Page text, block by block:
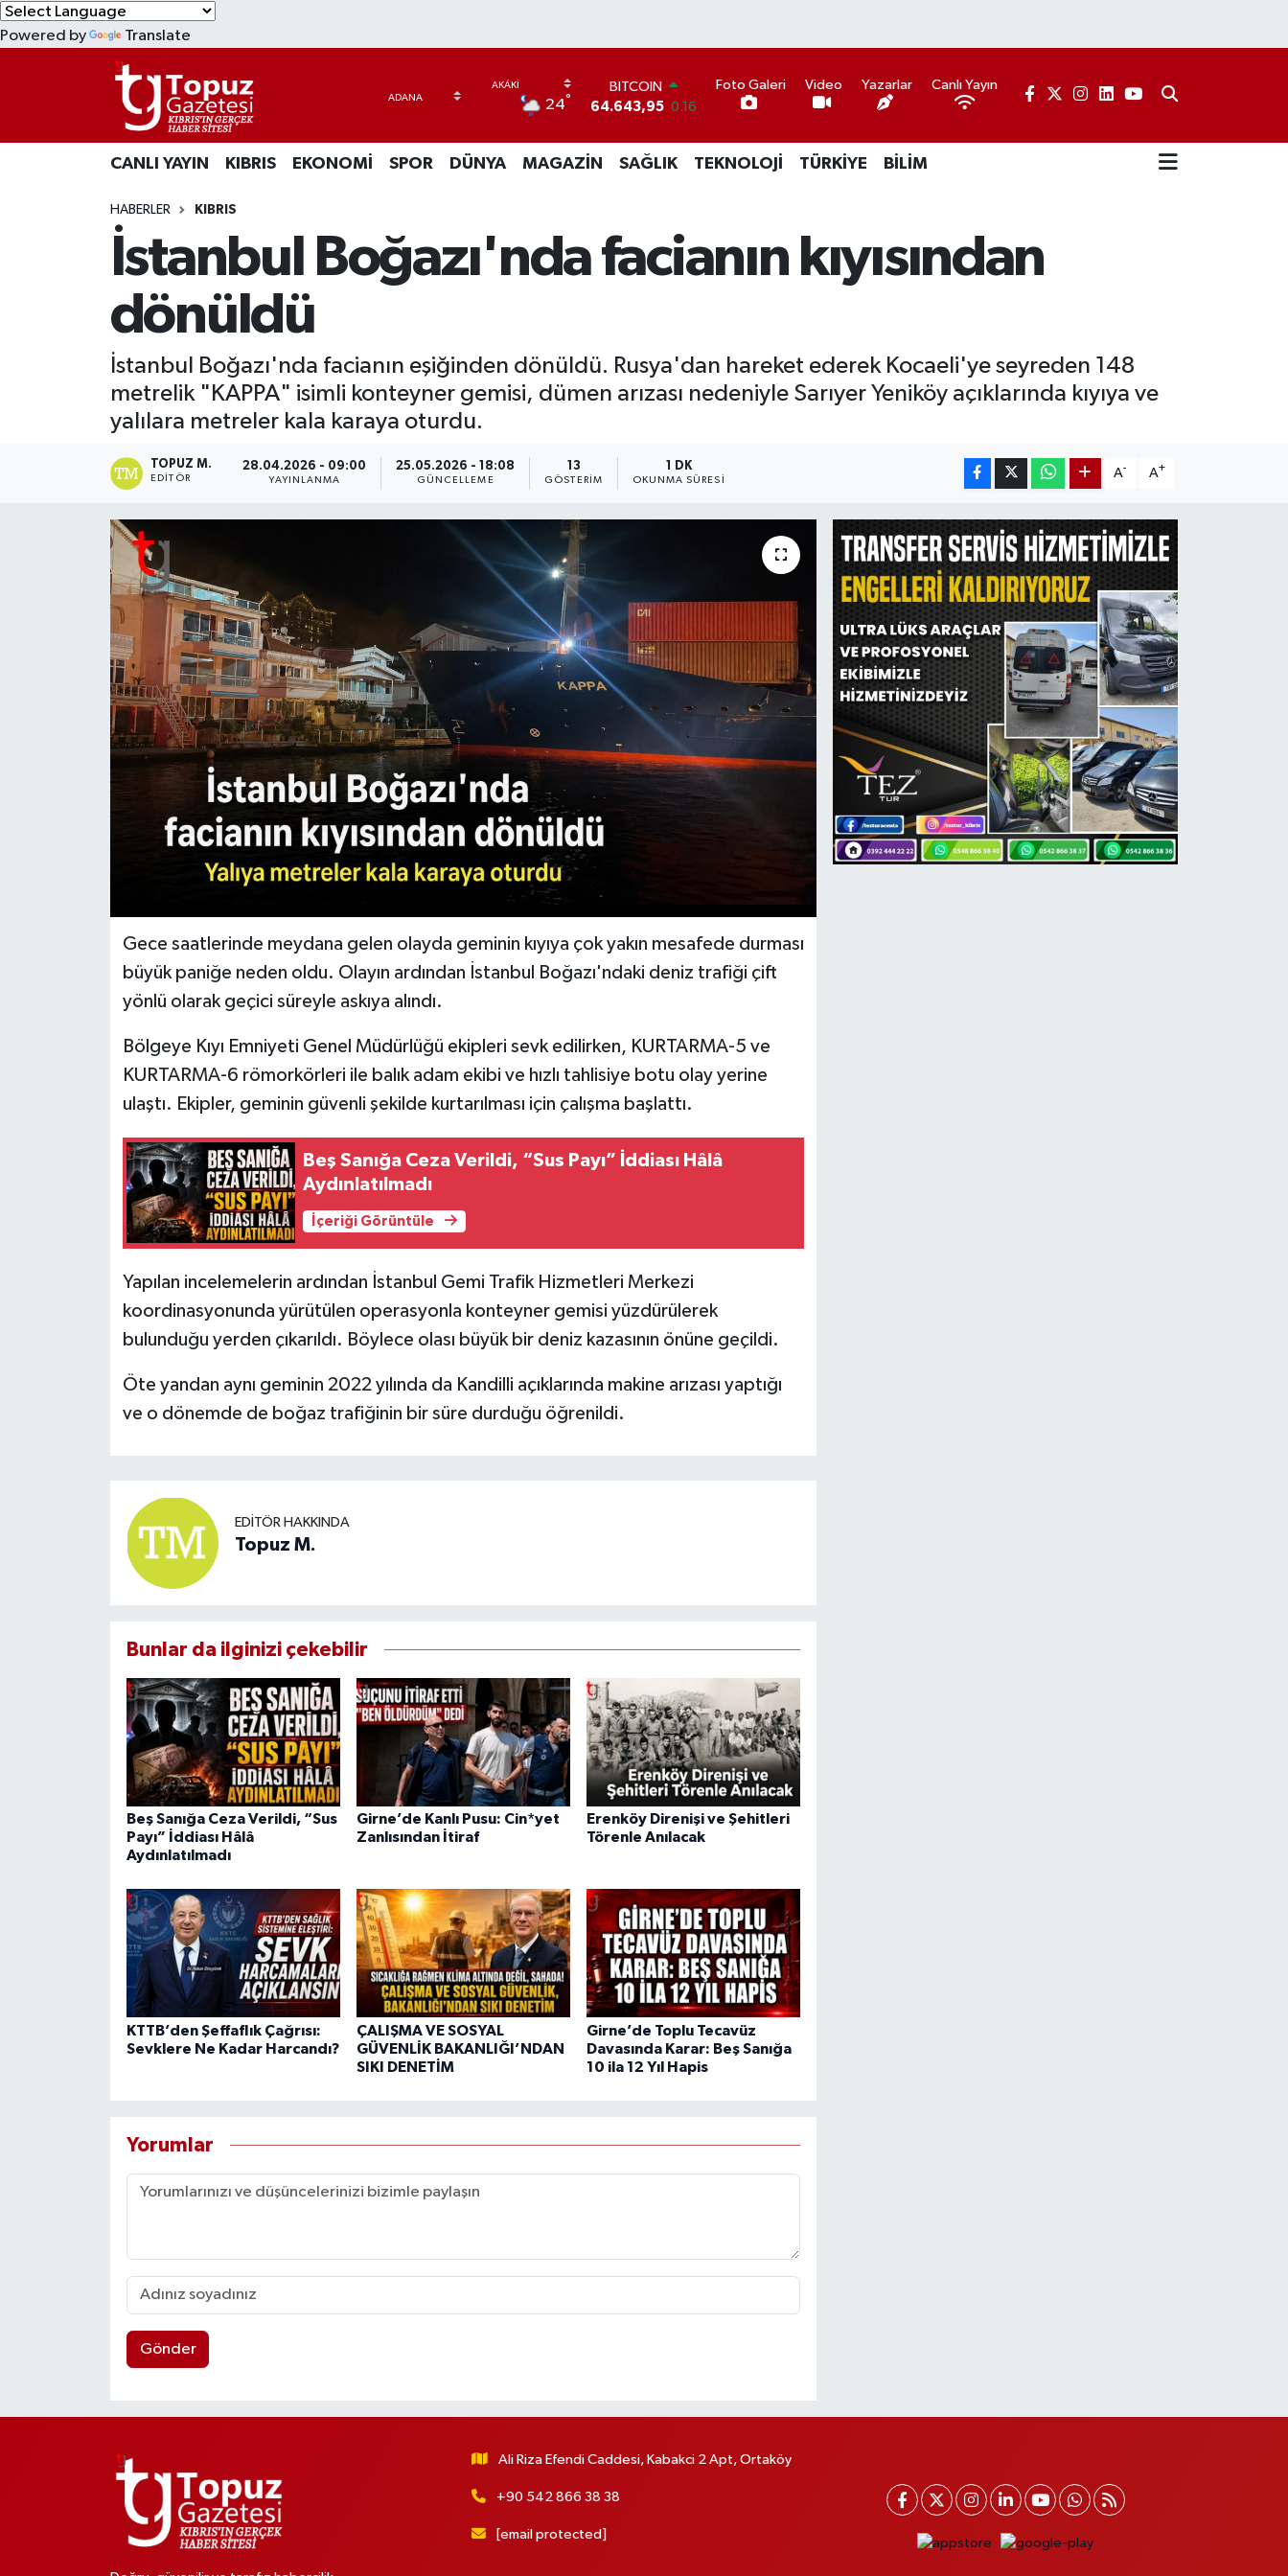
Powered by Translate
24°
BITCOIN
64.643,95 0.16
47,6006 0.06
EURO
GRAM ALTIN
6500.87 0.12
Foto Galeri Video Yazarlar Canlı Yayın
CANLI YAYIN KIBRIS EKONOMİ SPOR DÜNYA MAGAZİN SAĞLIK TEKNOLOJİ TÜRKİYE BİLİM
HABERLER KIBRIS
İstanbul Boğazı'nda facianın kıyısından
dönüldü
İstanbul Boğazı'nda facianın eşiğinden dönüldü. Rusya'dan hareket ederek Kocaeli'ye seyreden 148
metrelik "KAPPA" isimli konteyner gemisi, dümen arızası nedeniyle Sarıyer Yeniköy açıklarında kıyıya ve
yalılara metreler kala karaya oturdu.
TOPUZ M.
EDITÖR
28.04.2026 - 09:00
YAYINLANMA
25.05.2026 - 18:08
GÜNCELLEME
13
GÖSTERIM
1 DK
OKUNMA SÜRESI
A- A+
Gece saatlerinde meydana gelen olayda geminin kıyıya çok yakın mesafede durması
büyük paniğe neden oldu. Olayın ardından İstanbul Boğazı'ndaki deniz trafiği çift
yönlü olarak geçici süreyle askıya alındı.
Bölgeye Kıyı Emniyeti Genel Müdürlüğü ekipleri sevk edilirken, KURTARMA-5 ve
KURTARMA-6 römorkörleri ile balık adam ekibi ve hızlı tahlisiye botu olay yerine
ulaştı. Ekipler, geminin güvenli şekilde kurtarılması için çalışma başlattı.
Beş Sanığa Ceza Verildi, “Sus Payı” İddiası Hâlâ
Aydınlatılmadı
İçeriği Görüntüle
Yapılan incelemelerin ardından İstanbul Gemi Trafik Hizmetleri Merkezi
koordinasyonunda yürütülen operasyonla konteyner gemisi yüzdürülerek
bulunduğu yerden çıkarıldı. Böylece olası büyük bir deniz kazasının önüne geçildi.
Öte yandan aynı geminin 2022 yılında da Kandilli açıklarında makine arızası yaptığı
ve o dönemde de boğaz trafiğinin bir süre durduğu öğrenildi.
EDITÖR HAKKINDA
Topuz M.
Bunlar da ilginizi çekebilir
Beş Sanığa Ceza Verildi, “Sus
Payı” İddiası Hâlâ
Aydınlatılmadı
Girne’de Kanlı Pusu: Cin*yet
Zanlısından İtiraf
Erenköy Direnişi ve Şehitleri
Törenle Anılacak
KTTB’den Şeffaflık Çağrısı:
Sevklere Ne Kadar Harcandı?
ÇALIŞMA VE SOSYAL
GÜVENLİK BAKANLIĞI’NDAN
SIKI DENETİM
Girne’de Toplu Tecavüz
Davasında Karar: Beş Sanığa
10 ila 12 Yıl Hapis
Yorumlar
Gönder
Ali Riza Efendi Caddesi, Kabakci 2 Apt, Ortaköy
+90 542 866 38 38
[email protected]
EKONOMİ
MAGAZİN
TEKNOLOJİ
TÜRKİYE
Lefkoşa Nöbetçi Eczaneler
Lefkoşa Hava Durumu
Lefkoşa Trafik Yoğunluk Haritası
Süper Lig Puan Durumu ve Fikstür
Tüm Manşetler
Son Dakika Haberleri
Haber Arşivi